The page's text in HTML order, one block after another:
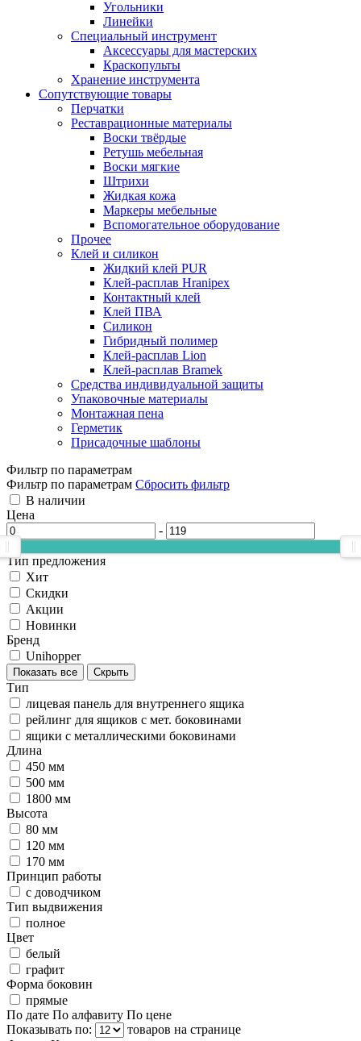
Угольники
Линейки
Специальный инструмент
Аксессуары для мастерских
Краскопульты
Хранение инструмента
Сопутствующие товары
Перчатки
Реставрационные материалы
Воски твёрдые
Ретушь мебельная
Воски мягкие
Штрихи
Жидкая кожа
Маркеры мебельные
Вспомогательное оборудование
Прочее
Клей и силикон
Жидкий клей PUR
Клей-расплав Hranipex
Контактный клей
Клей ПВА
Силикон
Гибридный полимер
Клей-расплав Lion
Клей-расплав Bramek
Средства индивидуальной защиты
Упаковочные материалы
Монтажная пена
Герметик
Присадочные шаблоны
Фильтр по параметрам
Фильтр по параметрам Сбросить фильтр
В наличии
Цена
-
Тип предложения
Хит
Скидки
Акции
Новинки
Бренд
Unihopper
Показать все Скрыть
Тип
лицевая панель для внутреннего ящика
рейлинг для ящиков с мет. боковинами
ящики с металлическими боковинами
Длина
450 мм
500 мм
1800 мм
Высота
80 мм
120 мм
170 мм
Принцип работы
с доводчиком
Тип выдвижения
полное
Цвет
белый
графит
Форма боковин
прямые
По дате По алфавиту По цене
Показывать по:
товаров на странице